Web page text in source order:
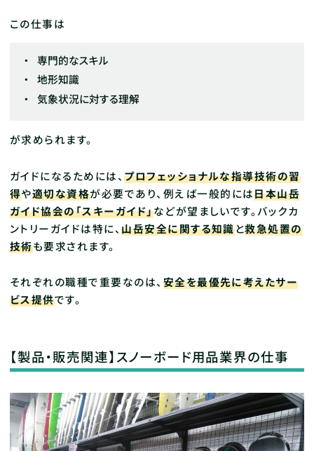
この仕事は
専門的なスキル
地形知識
気象状況に対する理解
が求められます。
ガイドになるためには、プロフェッショナルな指導技術の習
得や適切な資格が必要であり、例えば一般的には日本山岳
ガイド協会の「スキーガイド」などが望ましいです。バックカ
ントリーガイドは特に、山岳安全に関する知識と救急処置の
技術も要求されます。
それぞれの職種で重要なのは、 安全を最優先に考えたサー
ビス提供です。
【製品・販売関連】スノーボード用品業界の仕事